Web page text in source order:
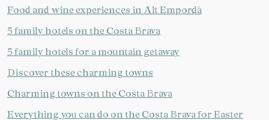
Food and wine experiences in Alt Empordà
5 family hotels on the Costa Brava
5 family hotels for a mountain getaway
Discover these charming towns
Charming towns on the Costa Brava
Everything you can do on the Costa Brava for Easter